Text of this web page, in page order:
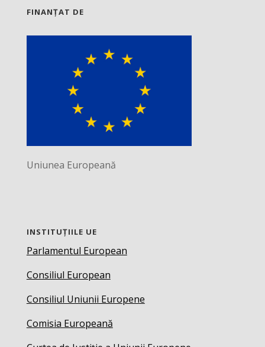
FINANȚAT DE
Uniunea Europeană
INSTITUȚIILE UE
Parlamentul European
Consiliul European
Consiliul Uniunii Europene
Comisia Europeană